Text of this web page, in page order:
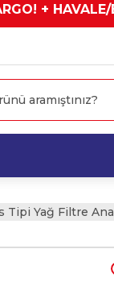
+
Tipi Yağ Filtre